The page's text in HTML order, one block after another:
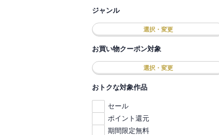
ジャンル
選択・変更
お買い物クーポン対象
選択・変更
おトクな対象作品
セール
ポイント還元
期間限定無料